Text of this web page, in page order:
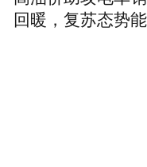
回暖，复苏态势能